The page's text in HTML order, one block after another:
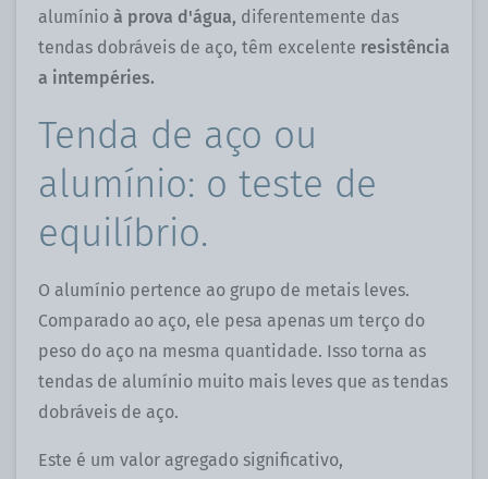
alumínio à prova d'água, diferentemente das
tendas dobráveis ​​de aço, têm excelente resistência
a intempéries.
Tenda de aço ou
alumínio: o teste de
equilíbrio.
O alumínio pertence ao grupo de metais leves.
Comparado ao aço, ele pesa apenas um terço do
peso do aço na mesma quantidade. Isso torna as
tendas de alumínio muito mais leves que as tendas
dobráveis ​​de aço.
Este é um valor agregado significativo,